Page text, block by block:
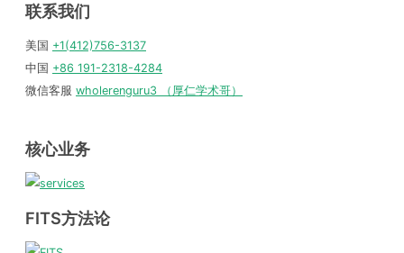
联系我们
美国 +1(412)756-3137
中国 +86 191-2318-4284
微信客服 wholerenguru3 （厚仁学术哥）
核心业务
FITS方法论